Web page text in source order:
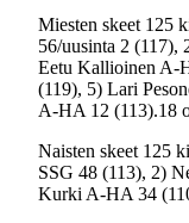
Miesten skeet 125
56/uusinta 2 (117),
Eetu Kallioinen A-
(119), 5) Lari
A-HA 12 (113).18
Naisten skeet 125
SSG 48 (113), 2)
Kurki A-HA 34